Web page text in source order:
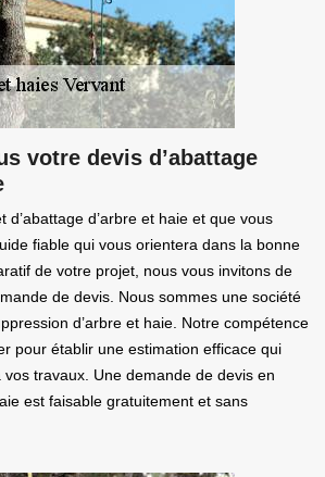
votre devis d’abattage
d’abattage d’arbre et haie et que vous
fiable qui vous orientera dans la bonne
de votre projet, nous vous invitons de
de devis. Nous sommes une société
d’arbre et haie. Notre compétence
pour établir une estimation efficace qui
travaux. Une demande de devis en
est faisable gratuitement et sans